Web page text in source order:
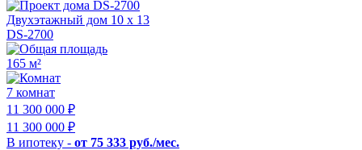
Двухэтажный дом 10 х 13
DS-2700
165 м²
7 комнат
11 300 000 ₽
11 300 000 ₽
В ипотеку - от 75 333 руб./мес.